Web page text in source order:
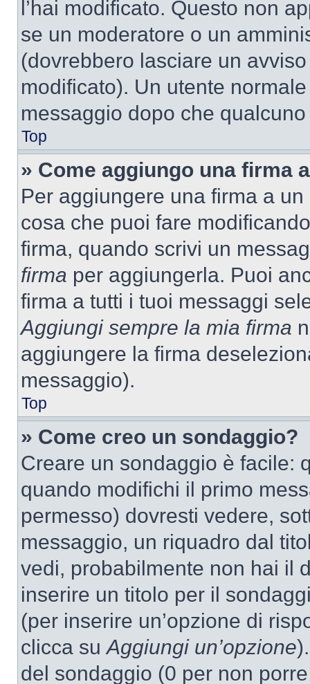
l’hai modificato. Questo non
se un moderatore o un
(dovrebbero lasciare un
modificato). Un utente
messaggio dopo che
Top
» Come aggiungo una firma
Per aggiungere una firma a
cosa che puoi fare
firma, quando scrivi un
firma per aggiungerla. Puoi
firma a tutti i tuoi messaggi
Aggiungi sempre la mia firma
aggiungere la firma
messaggio).
Top
» Come creo un sondaggio?
Creare un sondaggio è facile:
quando modifichi il primo
permesso) dovresti vedere,
messaggio, un riquadro dal
vedi, probabilmente non hai il
inserire un titolo per il
(per inserire un’opzione di
clicca suAggiungi un’opzione
del sondaggio (0 per non